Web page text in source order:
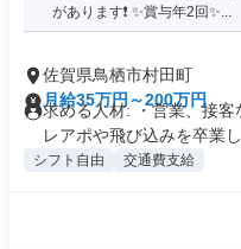
があります❗ ✨賞与年2回✨...
佐賀県鳥栖市村田町
月給35万円～200万円
求める人材: ・営業、接
レアポや飛び込みを卒業し
シフト自由 交通費支給